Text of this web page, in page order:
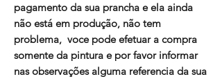
pagamento da sua prancha e ela ainda
não está em produção, não tem
problema, voce pode efetuar a compra
somente da pintura e por favor informar
nas observações alguma referencia da sua